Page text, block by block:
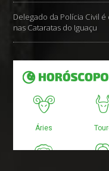
Delegado da Polícia Civil
nas Cataratas do Iguaçu